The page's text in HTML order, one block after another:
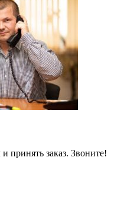
принять заказ. Звоните!